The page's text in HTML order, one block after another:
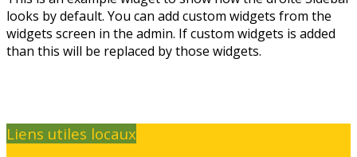
looks by default. You can add custom widgets from the
widgets screen in the admin. If custom widgets is added
than this will be replaced by those widgets.
Liens utiles locaux